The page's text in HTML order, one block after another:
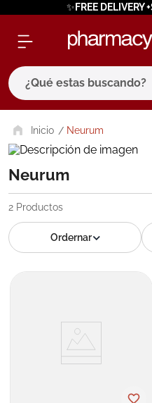
✨FREE DELIVERY
¿Qué estas buscando?
Neurum
Neurum
2 Productos
términos más
1. eucerin
2. protector solar
3. pilexil
5. cerave
roche posay